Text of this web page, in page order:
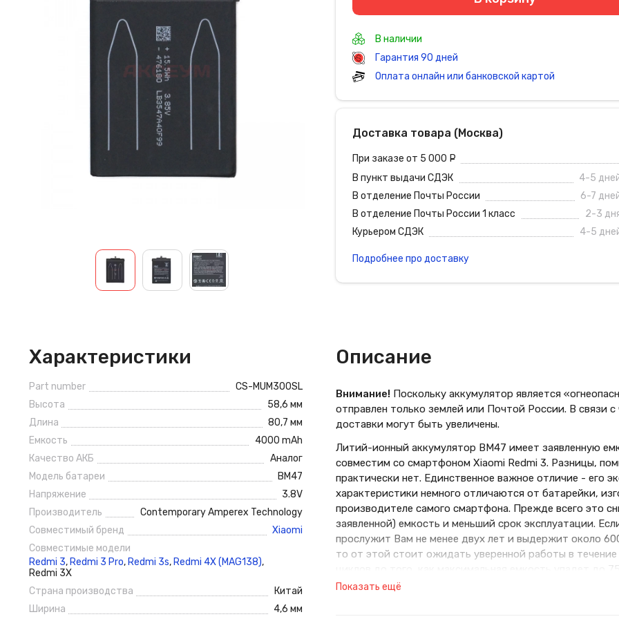
В наличии
Гарантия 90 дней
Оплата онлайн или банковской картой
Доставка товара (Москва)
При заказе от 5 000
В пункт выдачи СДЭК
4-5
В отделение Почты России
6-7
В отделение Почты России 1 класс
2-3
Курьером СДЭК
4-5
Подробнее про доставку
Характеристики
Part number
CS-MUM300SL
Высота
58,6 мм
Длина
80,7 мм
Емкость
4000 mAh
Качество АКБ
Аналог
Модель батареи
BM47
Напряжение
3.8V
Производитель
Contemporary Amperex Technology
Совместимый бренд
Xiaomi
Совместимые модели
Redmi 3, Redmi 3 Pro, Redmi 3s, Redmi 4X (MAG138),
Redmi 3X
Страна производства
Китай
Ширина
4,6 мм
Описание
Внимание! Поскольку аккумулятор является
отправлен только землей или Почтой России. В связи
доставки могут быть увеличены.
Литий-ионный аккумулятор BM47 имеет заявленную
совместим со смартфоном Xiaomi Redmi 3. Разницы,
практически нет. Единственное важное отличие - его
характеристики немного отличаются от батарейки,
производителе самого смартфона. Прежде всего это
заявленной) емкость и меньший срок эксплуатации.
прослужит Вам не менее двух лет и выдержит около
то от этой стоит ожидать уверенной работы в
циклов до того, как максимальная емкость упадет до
переплачивать за бренд или желаете сэкономить, при
Показать ещё